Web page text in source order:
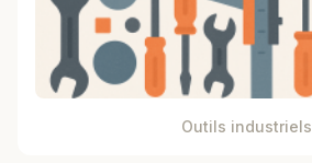
Outils industriels